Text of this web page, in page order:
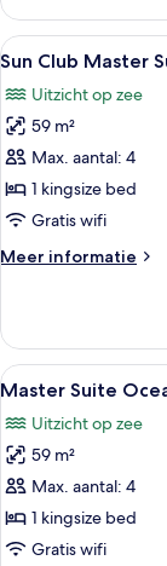
Junior
Suite
Ocean
King
Alle
foto's
voor
Sun
Club
Master
Suite
Front
8
Sun Club Master
Uitzicht op zee
59 m²
Max. aantal: 4
1 kingsize bed
Gratis wifi
Meer informatie
Meer
Club
Master
Suite
Front
King
Alle
foto's
voor
Master
Suite
Ocean
View
4
Master Suite
Uitzicht op zee
59 m²
Max. aantal: 4
1 kingsize bed
Gratis wifi